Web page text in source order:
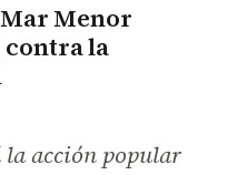
Menor
contra la
la acción popular